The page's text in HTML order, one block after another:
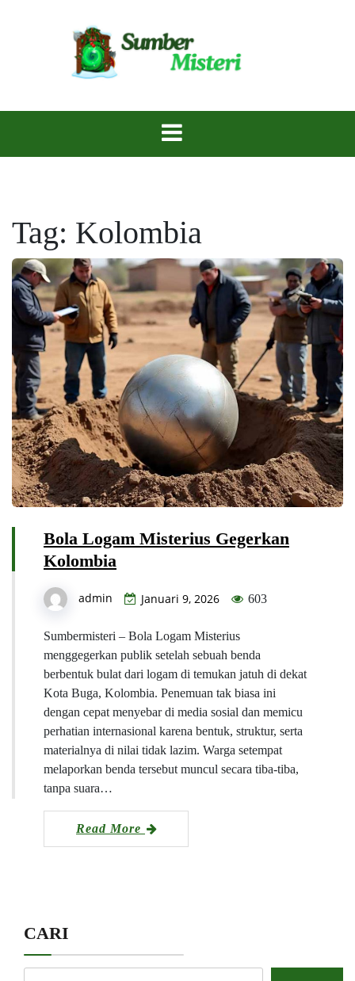
Sumber Misteri
Tag: Kolombia
Bola Logam Misterius Gegerkan
Kolombia
admin Januari 9, 2026 603
Sumbermisteri – Bola Logam Misterius
menggegerkan publik setelah sebuah benda
berbentuk bulat dari logam di temukan jatuh di dekat
Kota Buga, Kolombia. Penemuan tak biasa ini
dengan cepat menyebar di media sosial dan memicu
perhatian internasional karena bentuk, struktur, serta
materialnya di nilai tidak lazim. Warga setempat
melaporkan benda tersebut muncul secara tiba-tiba,
tanpa suara…
Read More
CARI